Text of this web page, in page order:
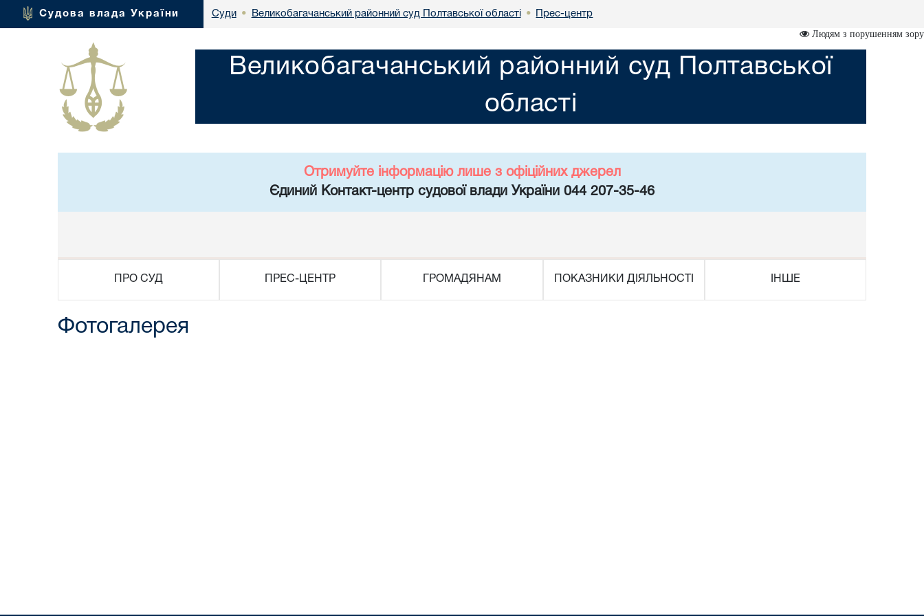
Судова влада України Суди • Великобагачанський районний суд Полтавської області • Прес-центр
Людям з порушенням зору
Великобагачанський районний суд Полтавської
області
Отримуйте інформацію лише з офіційних джерел
Єдиний Контакт-центр судової влади України 044 207-35-46
ПРО СУД ПРЕС-ЦЕНТР ГРОМАДЯНАМ ПОКАЗНИКИ ДІЯЛЬНОСТІ ІНШЕ
Фотогалерея